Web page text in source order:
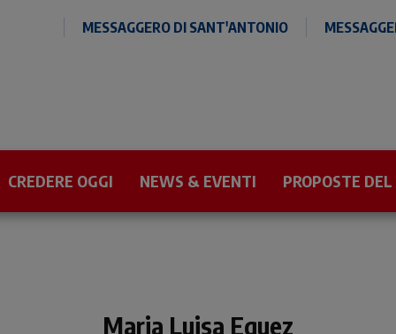
MESSAGGERO DI SANT'ANTONIO
CREDERE OGGI NEWS & EVENTI PROPOSTE DEL
Maria Luisa Eguez